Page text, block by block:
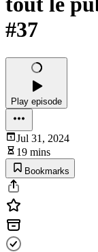
#37
Play episode
Jul 31, 2024
19 mins
Bookmarks